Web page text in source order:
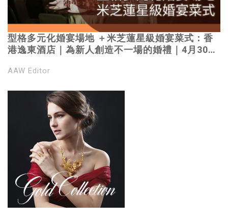
型格多元化婚宴場地 ＋米芝蓮星級婚宴菜式：香
港逸東酒店｜為新人創造不一場的婚禮｜4月30日
With Impact 》 ｜ 多重精彩禮遇包括全場席上花
折扣優惠, 滿指定消費金額額外贈送米芝蓮星級食
府「逸東軒」6人酒席試菜服務
AAW Editor